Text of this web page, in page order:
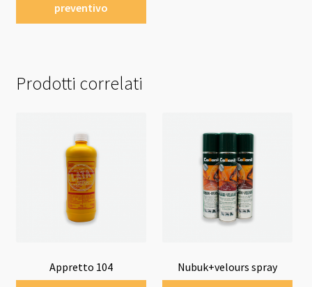
preventivo
Prodotti correlati
Appretto 104 Nubuk+velours spray